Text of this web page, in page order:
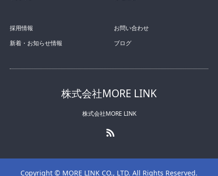
採用情報
新着・お知らせ情報
お問い合わせ
ブログ
株式会社MORE LINK
株式会社MORE LINK
Copyright © MORE LINK CO., LTD. All Rights Reserved.